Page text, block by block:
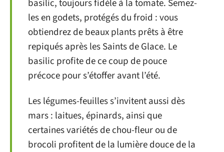
basilic, toujours fidèle à la tomate. Semez-
les en godets, protégés du froid : vous
obtiendrez de beaux plants prêts à être
repiqués après les Saints de Glace. Le
basilic profite de ce coup de pouce
précoce pour s’étoffer avant l’été.
Les légumes-feuilles s’invitent aussi dès
mars : laitues, épinards, ainsi que
certaines variétés de chou-fleur ou de
brocoli profitent de la lumière douce de la